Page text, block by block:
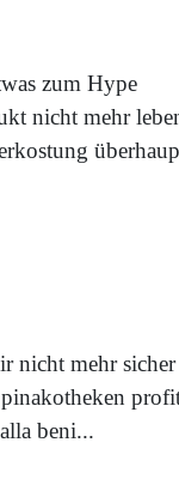
zum Hype
nicht mehr
nicht mehr sicher
beni...